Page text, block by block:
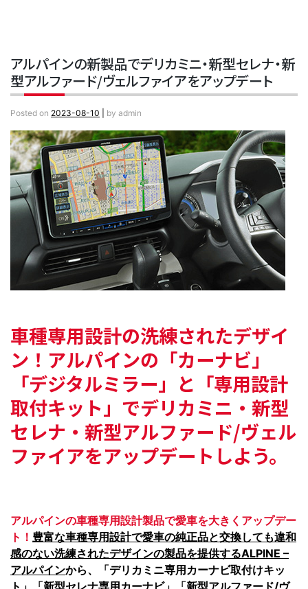
アルパインの新製品でデリカミニ・新型セレナ・新
型アルファード/ヴェルファイアをアップデート
Posted on 2023-08-10 by admin
車種専用設計の洗練されたデザイ
ン！ アルパインの「カーナビ」
「デジタルミラー」と 「専用設計
取付キット」でデリカミニ・新型
セレナ・ 新型アルファード/ヴェル
ファイアをアップデートしよう。
アルパインの車種専用設計製品で愛車を大きくアップデー
ト！ 豊富な車種専用設計で愛車の純正品と交換しても違和
感のない洗練されたデザインの製品を提供するALPINE –
アルパインから、「デリカミニ専用カーナビ取付けキッ
ト」「新型セレナ専用カーナビ」「新型アルファード/ヴ